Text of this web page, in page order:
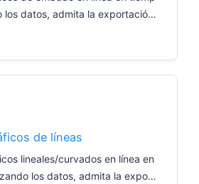
los datos, admita la exportación
clic e inserte fácilmente dive
de líneas
lineales/curvados en línea en
los datos, admita la export